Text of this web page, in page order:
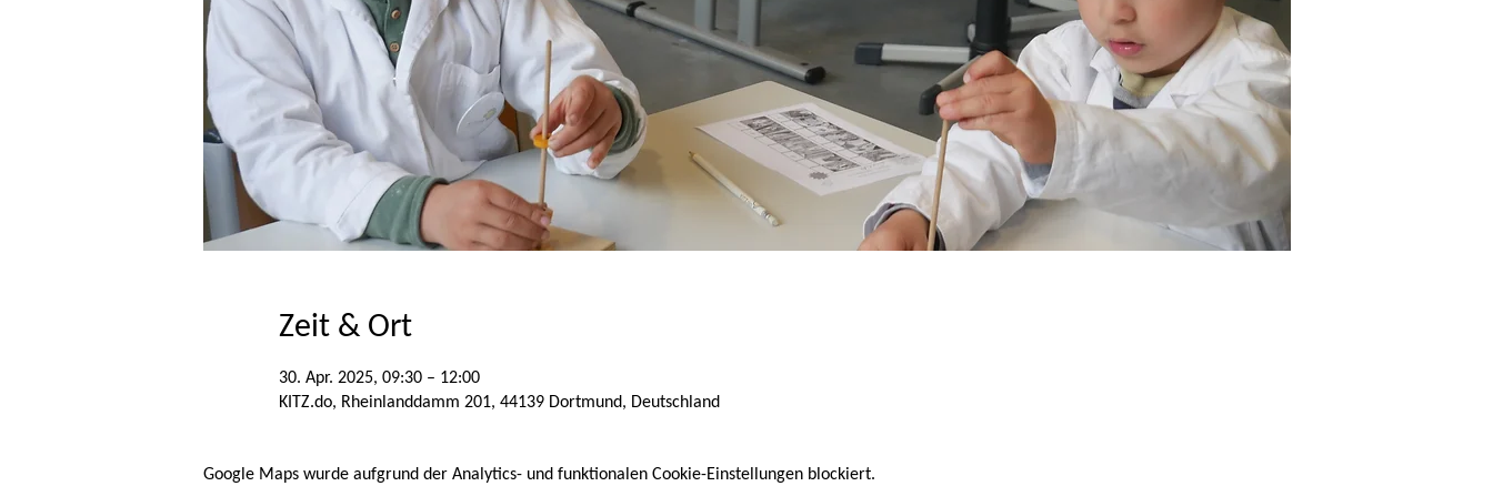
Zeit & Ort
30. Apr. 2025, 09:30 – 12:00
KITZ.do, Rheinlanddamm 201, 44139 Dortmund, Deutschland
Google Maps wurde aufgrund der Analytics- und funktionalen Cookie-Einstellungen blockiert.